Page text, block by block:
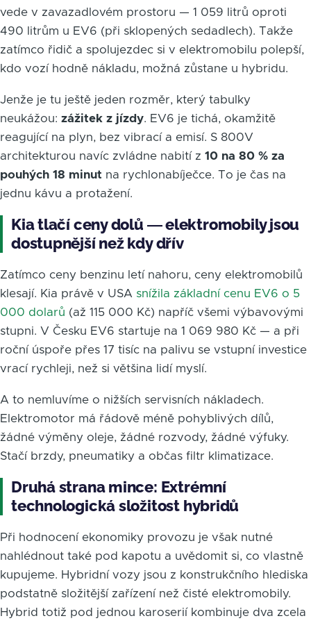
vede v zavazadlovém prostoru — 1 059 litrů oproti
490 litrům u EV6 (při sklopených sedadlech). Takže
zatímco řidič a spolujezdec si v elektromobilu polepší,
kdo vozí hodně nákladu, možná zůstane u hybridu.
Jenže je tu ještě jeden rozměr, který tabulky
neukážou: zážitek z jízdy. EV6 je tichá, okamžitě
reagující na plyn, bez vibrací a emisí. S 800V
architekturou navíc zvládne nabití z 10 na 80 % za
pouhých 18 minut na rychlonabíječce. To je čas na
jednu kávu a protažení.
Kia tlačí ceny dolů — elektromobily jsou
dostupnější než kdy dřív
Zatímco ceny benzinu letí nahoru, ceny elektromobilů
klesají. Kia právě v USA snížila základní cenu EV6 o 5
000 dolarů (až 115 000 Kč) napříč všemi výbavovými
stupni. V Česku EV6 startuje na 1 069 980 Kč — a při
roční úspoře přes 17 tisíc na palivu se vstupní investice
vrací rychleji, než si většina lidí myslí.
A to nemluvíme o nižších servisních nákladech.
Elektromotor má řádově méně pohyblivých dílů,
žádné výměny oleje, žádné rozvody, žádné výfuky.
Stačí brzdy, pneumatiky a občas filtr klimatizace.
Druhá strana mince: Extrémní
technologická složitost hybridů
Při hodnocení ekonomiky provozu je však nutné
nahlédnout také pod kapotu a uvědomit si, co vlastně
kupujeme. Hybridní vozy jsou z konstrukčního hlediska
podstatně složitější zařízení než čisté elektromobily.
Hybrid totiž pod jednou karoserií kombinuje dva zcela